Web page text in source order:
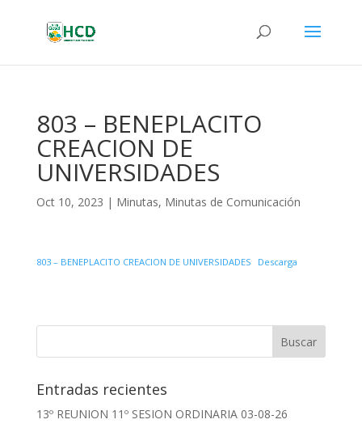
803 – BENEPLACITO
CREACION DE
UNIVERSIDADES
Oct 10, 2023 | Minutas, Minutas de Comunicación
803 – BENEPLACITO CREACION DE UNIVERSIDADES Descarga
Entradas recientes
13º REUNION 11º SESION ORDINARIA 03-08-26